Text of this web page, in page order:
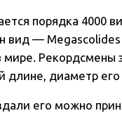
порядка 4000
вид —
Рекордсмены
длине, диаметр его
его можно